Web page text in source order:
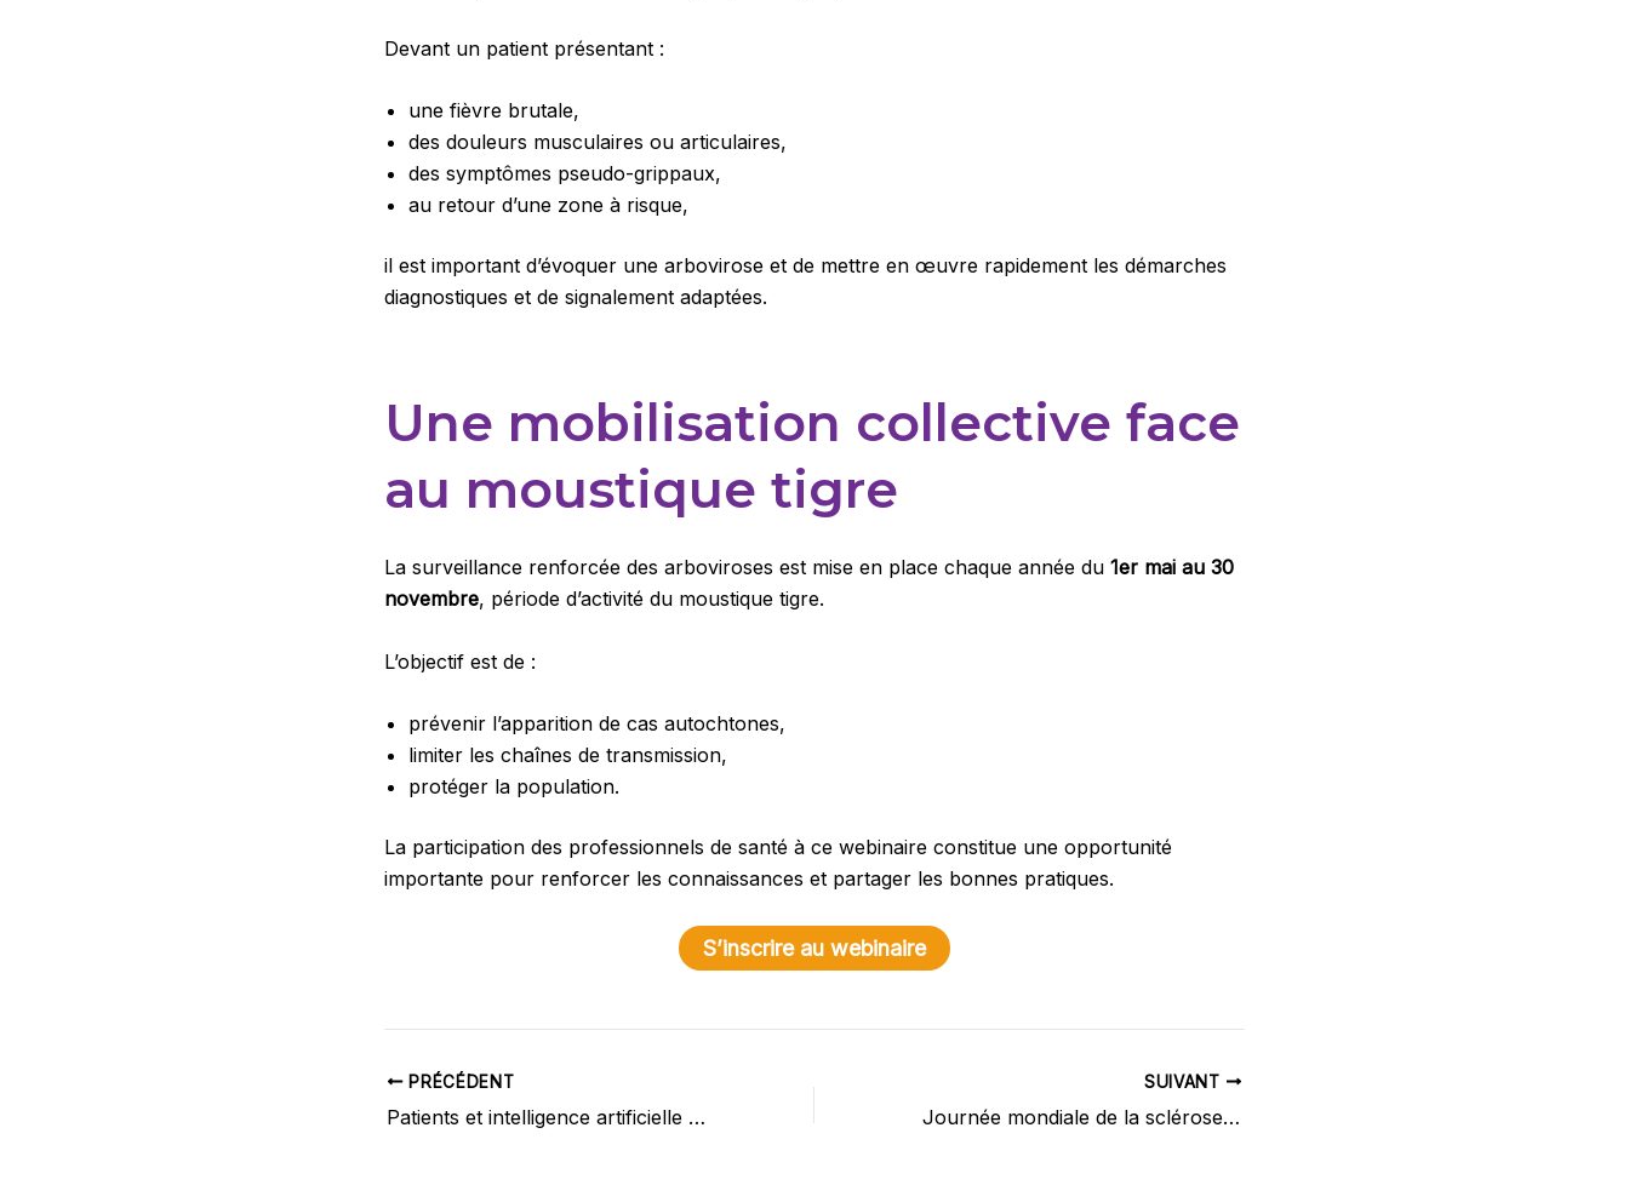
Devant un patient présentant :
une fièvre brutale,
des douleurs musculaires ou articulaires,
des symptômes pseudo-grippaux,
au retour d’une zone à risque,
il est important d’évoquer une arbovirose et de mettre en œuvre rapidement les démarches
diagnostiques et de signalement adaptées.
Une mobilisation collective face
au moustique tigre
La surveillance renforcée des arboviroses est mise en place chaque année du 1er mai au 30
novembre, période d’activité du moustique tigre.
L’objectif est de :
prévenir l’apparition de cas autochtones,
limiter les chaînes de transmission,
protéger la population.
La participation des professionnels de santé à ce webinaire constitue une opportunité
importante pour renforcer les connaissances et partager les bonnes pratiques.
S’inscrire au webinaire
PRÉCÉDENT
Patients et intelligence artificielle : comment gérer un diagnostic posé par ChatGPT en consultation ?
SUIVANT
Journée mondiale de la sclérose en plaques 2026 : un accompagnement renforcé en Occitanie